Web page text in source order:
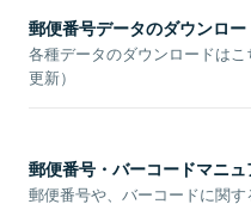
郵便番号データのダウンロー
各種データのダウンロードは
更新）
郵便番号・バーコードマニュ
郵便番号や、バーコードに関